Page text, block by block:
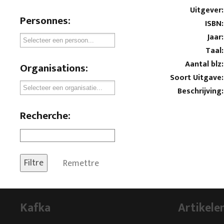
Personnes:
Organisations:
Recherche:
Remettre
Uitgever:
ISBN:
Jaar:
Taal:
Aantal blz:
Soort Uitgave:
Beschrijving:
Kafka